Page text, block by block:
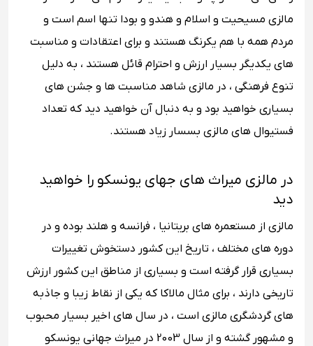
مالزی مسیحیت و اسلام و هندو و بودا تنها اسم است و
مردم همه با هم یکرنگ هستند و برای اعتقادات و مناسبت
های یکدیگر بسیار ارزش و احترام قائل هستند ، به دلیل
تنوع فرهنگی ، در مالزی شاهد مناسبت ها و جشن های
بسیاری خواهید بود و به دنبال آن خواهید دید که تعداد
فستیوال های مالزی بسسار زیاد هستند.
در مالزی میراث های جهای یونسکو را خواهید
دید
مالزی از مستعمره های بریتانیا ، فرانسه و هلند بوده و در
دوره های مختلف ، تاریخ این کشور دستخوش تغییرات
بسیاری قرار گرفته است و بسیاری از مناطق این کشور ارزش
تاریخی دارند ، برای مثال مالاکا که یکی از نقاط زیبا و جاذبه
های گردشگری مالزی است ، در سال های اخیر بسیار محبوب
و مشهور گشته و از سال 2003 در میراث جهانی یونسکو